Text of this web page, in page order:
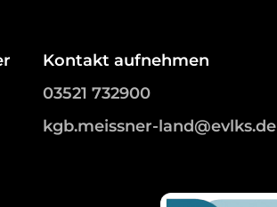
Kontakt aufnehmen
03521 732900
kgb.meissner-land@evlks.de